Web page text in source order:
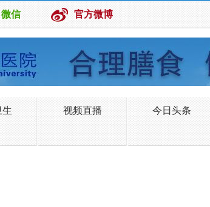
微信 官方微博
生 视频直播 今日头条